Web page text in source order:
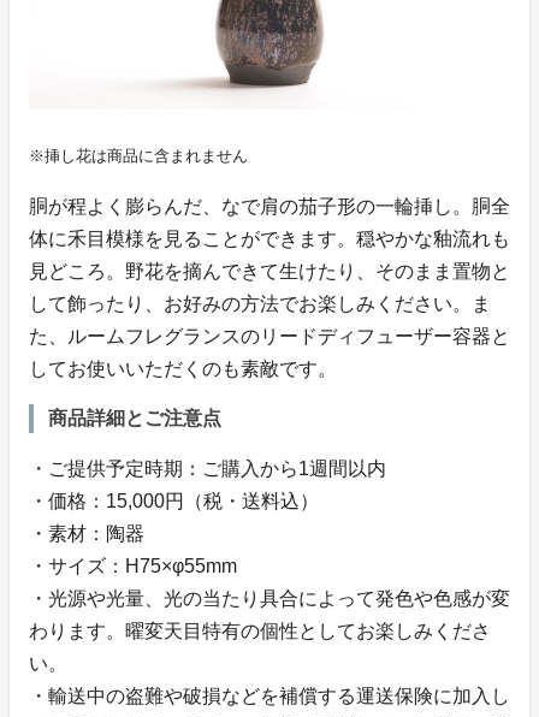
※挿し花は商品に含まれません
胴が程よく膨らんだ、なで肩の茄子形の一輪挿し。胴全
体に禾目模様を見ることができます。穏やかな釉流れも
見どころ。野花を摘んできて生けたり、そのまま置物と
して飾ったり、お好みの方法でお楽しみください。ま
た、ルームフレグランスのリードディフューザー容器と
してお使いいただくのも素敵です。
商品詳細とご注意点
・ご提供予定時期：ご購入から1週間以内
・価格：15,000円（税・送料込）
・素材：陶器
・サイズ：H75×φ55mm
・光源や光量、光の当たり具合によって発色や色感が変
わります。曜変天目特有の個性としてお楽しみくださ
い。
・輸送中の盗難や破損などを補償する運送保険に加入し